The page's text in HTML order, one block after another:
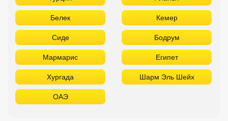
Белек Кемер
Сиде Бодрум
Мармарис Египет
Хургада Шарм Эль Шейх
ОАЭ